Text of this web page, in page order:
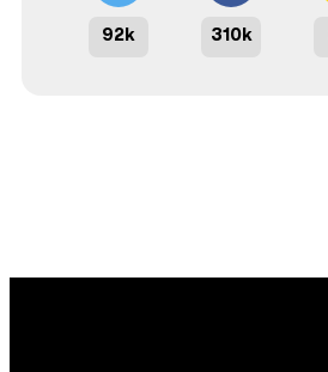
92k 310k